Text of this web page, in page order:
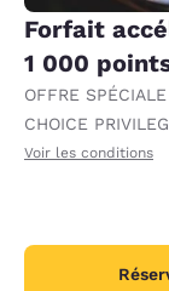
Forfait
1 000
OFFRE
CHOICE
progression vers
Voir les conditions